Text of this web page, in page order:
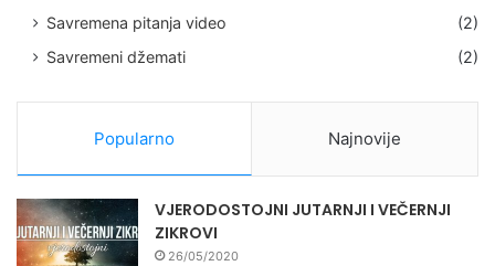
Savremena pitanja video
(2)
Savremeni džemati
(2)
Popularno Najnovije
VJERODOSTOJNI JUTARNJI I VEČERNJI
ZIKROVI
26/05/2020